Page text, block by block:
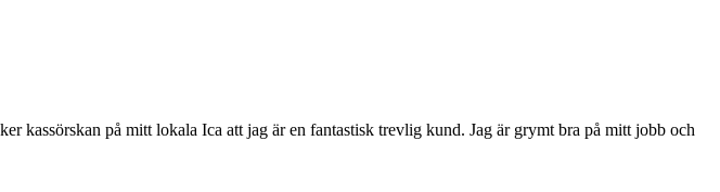
kassörskan på mitt lokala Ica att jag är en fantastisk trevlig kund. Jag är grymt bra på mitt jobb och